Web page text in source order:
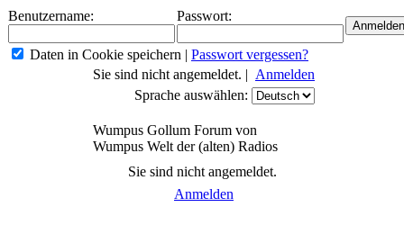
Benutzername: Passwort:
Daten in Cookie speichern | Passwort vergessen?
Sie sind nicht angemeldet. | Anmelden
Sprache auswählen:
Wumpus Gollum Forum von
Wumpus Welt der (alten) Radios
Sie sind nicht angemeldet.
Anmelden